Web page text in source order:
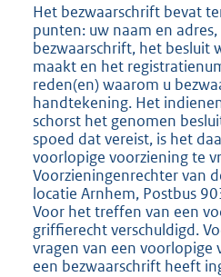
Het bezwaarschrift bevat
punten: uw naam en
bezwaarschrift, het besluit
maakt en het
reden(en) waarom u
handtekening. Het
schorst het genomen
spoed dat vereist, is het
voorlopige voorziening te
Voorzieningenrechter van
locatie Arnhem, Postbus
Voor het treffen van een
griffierecht verschuldigd.
vragen van een voorlopige
een bezwaarschrift heeft